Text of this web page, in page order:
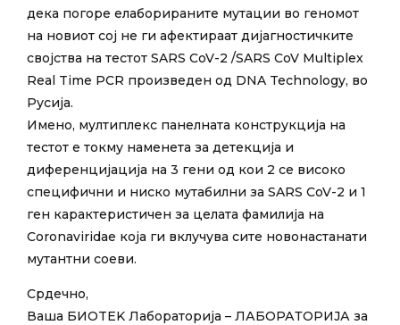
дека погоре елаборираните мутации во геномот
на новиот сој не ги афектираат дијагностичките
својства на тестот SARS CoV-2 /SARS CoV Multiplex
Real Time PCR произведен од DNA Technology, во
Русија.
Имено, мултиплекс панелната конструкција на
тестот е токму наменета за детекција и
диференцијација на 3 гени од кои 2 се високо
специфични и ниско мутабилни за SARS CoV-2 и 1
ген карактеристичен за целата фамилија на
Coronaviridae која ги вклучува сите новонастанати
мутантни соеви.
Срдечно,
Ваша БИOTEK Лабораторија – ЛАБОРАТОРИЈА за